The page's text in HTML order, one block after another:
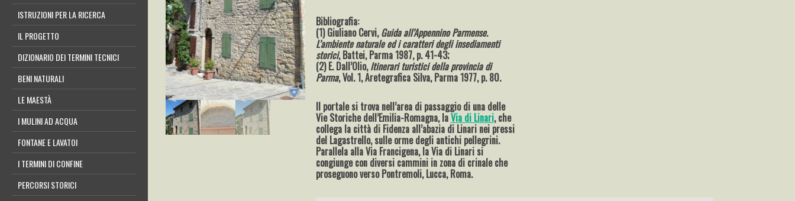
ISTRUZIONI PER LA RICERCA
IL PROGETTO
DIZIONARIO DEI TERMINI TECNICI
BENI NATURALI
LE MAESTÀ
I MULINI AD ACQUA
FONTANE E LAVATOI
I TERMINI DI CONFINE
PERCORSI STORICI
Bibliografia:
(1) Giuliano Cervi,Guida all’Appennino Parmense.
L’ambiente naturale ed i caratteri degli insediamenti
storici, Battei, Parma 1987, p. 41-43;
(2) E. Dall’Olio,Itinerari turistici della provincia di
Parma, Vol. 1, Aretegrafica Silva, Parma 1977, p. 80.
Il portale si trova nell’area di passaggio di una delle
Vie Storiche dell’Emilia-Romagna, laVia di Linari, che
collega la città di Fidenza all’abazia di Linari nei pressi
del Lagastrello, sulle orme degli antichi pellegrini.
Parallela alla Via Francigena, la Via di Linari si
congiunge con diversi cammini in zona di crinale che
proseguono verso Pontremoli, Lucca, Roma.